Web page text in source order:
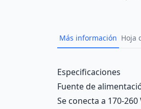
Más información Hoja
Description
Especificaciones
Fuente de
Se conecta a 170-260